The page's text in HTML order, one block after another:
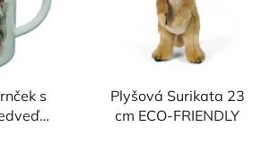
s
Plyšová Surikata 23
cm ECO-FRIENDLY